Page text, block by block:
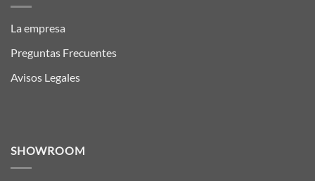
La empresa
Preguntas Frecuentes
Avisos Legales
SHOWROOM